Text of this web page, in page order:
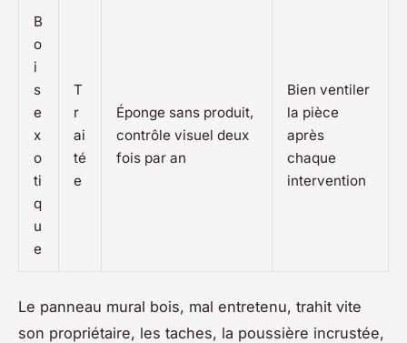
B
o
i
s
e
x
o
ti
q
u
e
T
r
ai
té
e
Éponge sans produit,
contrôle visuel deux
fois par an
Bien ventiler
la pièce
après
chaque
intervention
Le panneau mural bois, mal entretenu, trahit vite
son propriétaire, les taches, la poussière incrustée,